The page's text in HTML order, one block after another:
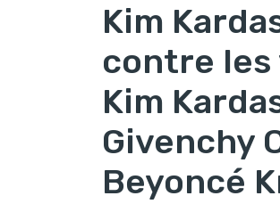
Kim
contre les
Kim
Givenchy
Beyoncé